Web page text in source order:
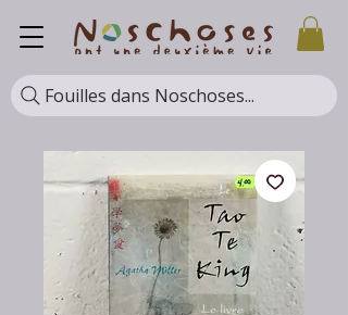
Fouilles dans Noschoses...